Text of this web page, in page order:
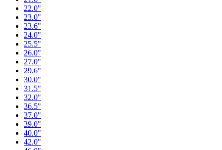
22.0"
23.0"
23.6"
24.0"
25.5"
26.0"
27.0"
29.6"
30.0"
31.5"
32.0"
36.5"
37.0"
39.0"
40.0"
42.0"